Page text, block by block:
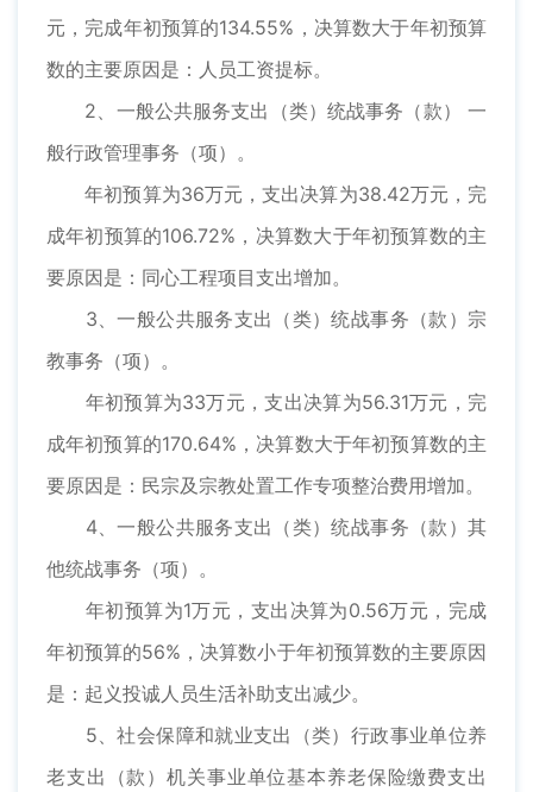
元，完成年初预算的134.55%，决算数大于年初预算
数的主要原因是：人员工资提标。
2、一般公共服务支出（类）统战事务（款） 一
般行政管理事务（项）。
年初预算为36万元，支出决算为38.42万元，完
成年初预算的106.72%，决算数大于年初预算数的主
要原因是：同心工程项目支出增加。
3、一般公共服务支出（类）统战事务（款）宗
教事务（项）。
年初预算为33万元，支出决算为56.31万元，完
成年初预算的170.64%，决算数大于年初预算数的主
要原因是：民宗及宗教处置工作专项整治费用增加。
4、一般公共服务支出（类）统战事务（款）其
他统战事务（项）。
年初预算为1万元，支出决算为0.56万元，完成
年初预算的56%，决算数小于年初预算数的主要原因
是：起义投诚人员生活补助支出减少。
5、社会保障和就业支出（类）行政事业单位养
老支出（款）机关事业单位基本养老保险缴费支出